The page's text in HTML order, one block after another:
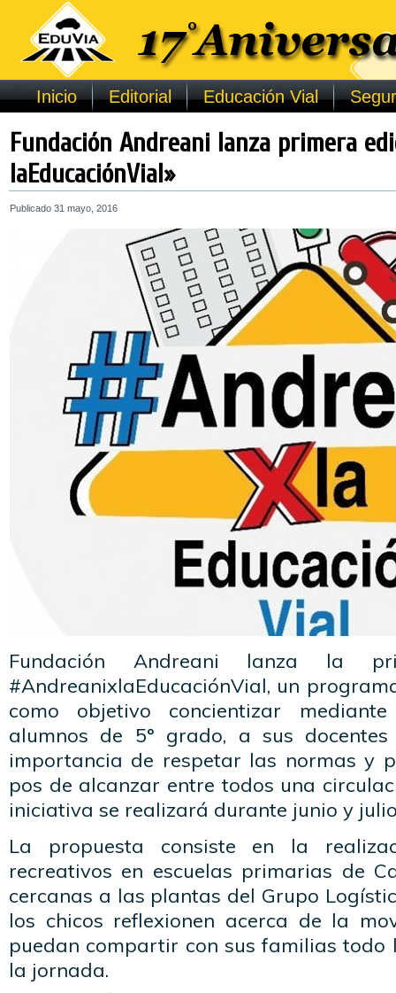
Inicio Editorial Educación Vial
Fundación Andreani lanza primera
laEducaciónVial»
Publicado 31 mayo, 2016
Fundación Andreani lanza la
#AndreanixlaEducaciónVial, un
como objetivo concientizar
alumnos de 5° grado, a sus
importancia de respetar las normas y
pos de alcanzar entre todos una
iniciativa se realizará durante junio y
La propuesta consiste en la
recreativos en escuelas primarias de
cercanas a las plantas del Grupo
los chicos reflexionen acerca de la
puedan compartir con sus familias
la jornada.